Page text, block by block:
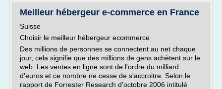
Meilleur hébergeur e-commerce en France
Suisse
Choisir le meilleur hébergeur ecommerce
Des millions de personnes se connectent au net chaque
jour, cela signifie que des millions de gens achètent sur le
web. Les ventes en ligne sont de l'ordre du milliard
d'euros et ce nombre ne cesse de s'accroitre. Selon le
rapport de Forrester Research d'octobre 2006 intitulé